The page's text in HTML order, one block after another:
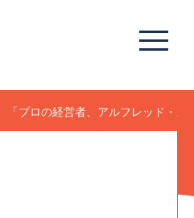
「プロの経営者、アルフレッド・